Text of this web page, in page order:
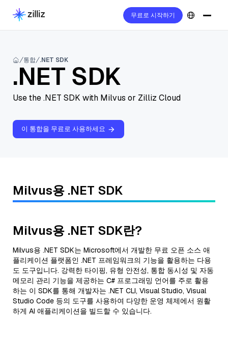
무료로 시작하기
통합 .NET SDK
.NET SDK
Use the .NET SDK with Milvus or Zilliz Cloud
이 통합을 무료로 사용하세요
Milvus용 .NET SDK
Milvus용 .NET SDK란?
Milvus용 .NET SDK는 Microsoft에서 개발한 무료 오픈 소스 애
플리케이션 플랫폼인 .NET 프레임워크의 기능을 활용하는 다용
도 도구입니다. 강력한 타이핑, 유형 안전성, 통합 동시성 및 자동
메모리 관리 기능을 제공하는 C# 프로그래밍 언어를 주로 활용
하는 이 SDK를 통해 개발자는 .NET CLI, Visual Studio, Visual
Studio Code 등의 도구를 사용하여 다양한 운영 체제에서 원활
하게 AI 애플리케이션을 빌드할 수 있습니다.